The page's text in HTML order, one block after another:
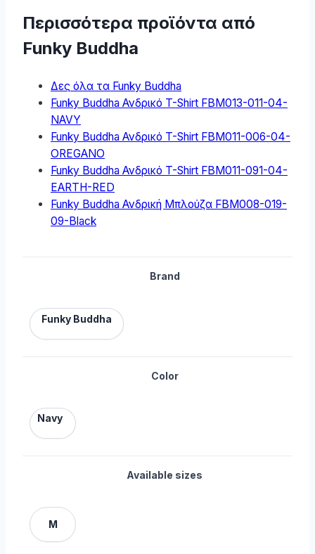
Περισσότερα προϊόντα από
Funky Buddha
Δες όλα τα Funky Buddha
Funky Buddha Ανδρικό T-Shirt FBM013-011-04-
NAVY
Funky Buddha Ανδρικό T-Shirt FBM011-006-04-
OREGANO
Funky Buddha Ανδρικό T-Shirt FBM011-091-04-
EARTH-RED
Funky Buddha Ανδρική Μπλούζα FBM008-019-
09-Black
Brand
Funky Buddha
Color
Navy
Available sizes
M